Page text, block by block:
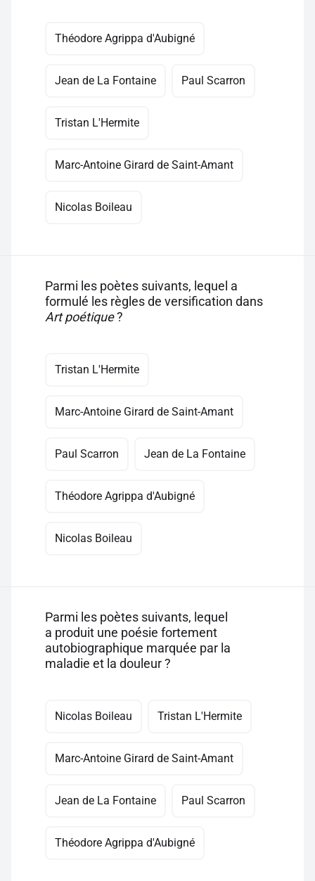
Théodore Agrippa d'Aubigné
Jean de La Fontaine Paul Scarron
Tristan L'Hermite
Marc-Antoine Girard de Saint-Amant
Nicolas Boileau
Parmi les poètes suivants, lequel a
formulé les règles de versification dans
Art poétique?
Tristan L'Hermite
Marc-Antoine Girard de Saint-Amant
Paul Scarron Jean de La Fontaine
Théodore Agrippa d'Aubigné
Nicolas Boileau
Parmi les poètes suivants, lequel
a produit une poésie fortement
autobiographique marquée par la
maladie et la douleur ?
Nicolas Boileau Tristan L'Hermite
Marc-Antoine Girard de Saint-Amant
Jean de La Fontaine Paul Scarron
Théodore Agrippa d'Aubigné